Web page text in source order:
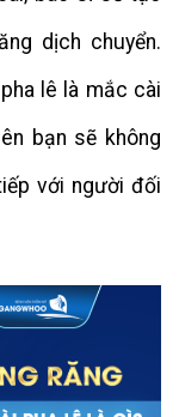
dịch chuyển.
lê là mắc cài
bạn sẽ không
với người đối